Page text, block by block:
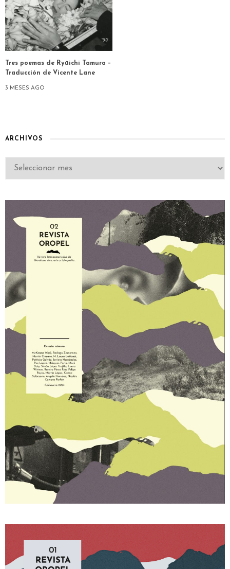
Tres poemas de Ryūichi Tamura –
Traducción de Vicente Lane
3 MESES AGO
ARCHIVOS